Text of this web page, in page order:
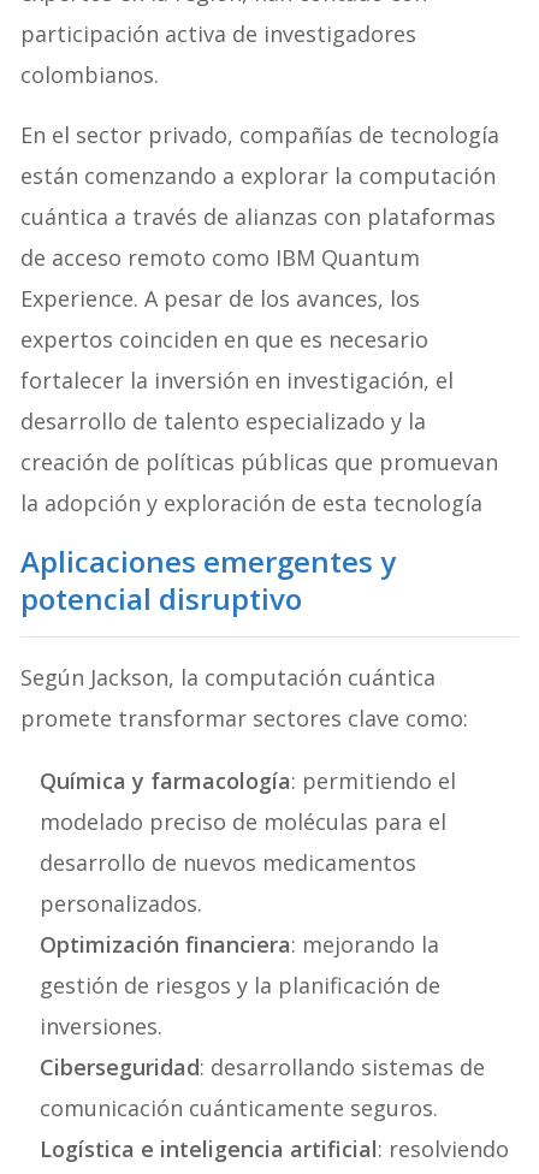
participación activa de investigadores
colombianos.
En el sector privado, compañías de tecnología
están comenzando a explorar la computación
cuántica a través de alianzas con plataformas
de acceso remoto como IBM Quantum
Experience. A pesar de los avances, los
expertos coinciden en que es necesario
fortalecer la inversión en investigación, el
desarrollo de talento especializado y la
creación de políticas públicas que promuevan
la adopción y exploración de esta tecnología
Aplicaciones emergentes y
potencial disruptivo
Según Jackson, la computación cuántica
promete transformar sectores clave como:
Química y farmacología: permitiendo el
modelado preciso de moléculas para el
desarrollo de nuevos medicamentos
personalizados.
Optimización financiera: mejorando la
gestión de riesgos y la planificación de
inversiones.
Ciberseguridad: desarrollando sistemas de
comunicación cuánticamente seguros.
Logística e inteligencia artificial: resolviendo